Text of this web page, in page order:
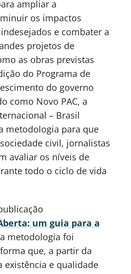
ampliar a
os impactos
e combater a
projetos de
as obras previstas
do Programa de
do governo
como Novo PAC, a
– Brasil
metodologia para que
civil, jornalistas
avaliar os níveis de
todo o ciclo de vida
um guia para a
metodologia foi
que, a partir da
existência e qualidade